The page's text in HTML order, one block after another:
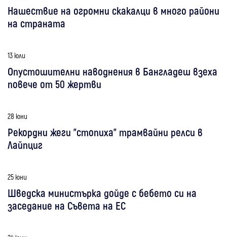
Нашествие на огромни скакалци в много райони
на страната
13 юли
Опустошителни наводнения в Бангладеш взеха
повече от 50 жертви
28 юни
Рекордни жеги "стопиха" трамвайни релси в
Лайпциг
25 юни
Шведска министърка дойде с бебето си на
заседание на Съвета на ЕС